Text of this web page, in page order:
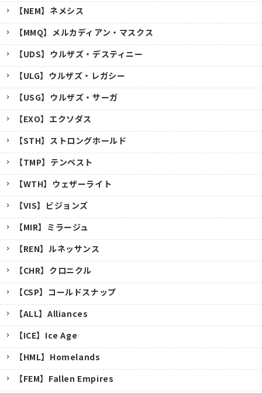
【NEM】ネメシス
【MMQ】メルカディアン・マスクス
【UDS】ウルザズ・デスティニー
【ULG】ウルザズ・レガシー
【USG】ウルザズ・サーガ
【EXO】エクソダス
【STH】ストロングホールド
【TMP】テンペスト
【WTH】ウェザーライト
【VIS】ビジョンズ
【MIR】ミラージュ
【REN】ルネッサンス
【CHR】クロニクル
【CSP】コールドスナップ
【ALL】Alliances
【ICE】Ice Age
【HML】Homelands
【FEM】Fallen Empires